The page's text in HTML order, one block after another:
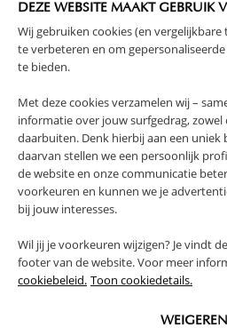
DEZE WEBSITE MAAKT GEBRUIK
Wij gebruiken cookies (en
te verbeteren en om
te bieden.
Met deze cookies verzamelen wij –
informatie over jouw surfgedrag, zowel
daarbuiten. Denk hierbij aan een uniek
daarvan stellen we een persoonlijk
de website en onze communicatie
voorkeuren en kunnen we je
bij jouw interesses.
Wil jij je voorkeuren wijzigen? Je vindt
footer van de website. Voor meer
cookiebeleid. Toon cookiedetails.
WEIGEREN
HOUSSE DE COUETTE
ENFANT GAZE DE
COTON 120X150 CM
ET TAIE D'OREILLER -
BEIGE
42,95